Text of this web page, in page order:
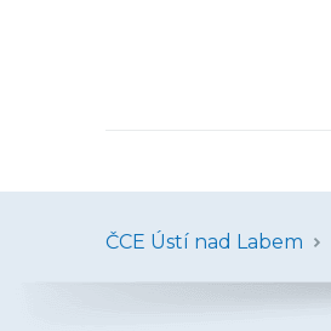
ČCE Ústí nad Labem